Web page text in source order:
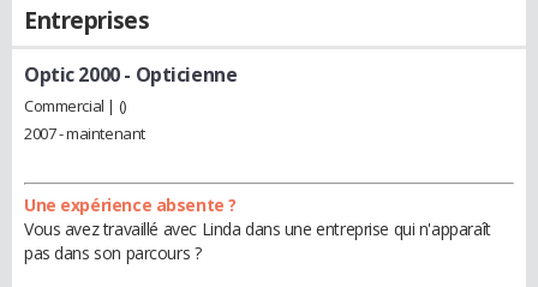
Entreprises
Optic 2000- Opticienne
Commercial | ()
2007 - maintenant
Une expérience absente ?
Vous avez travaillé avec Linda dans une entreprise qui n'apparaît
pas dans son parcours ?